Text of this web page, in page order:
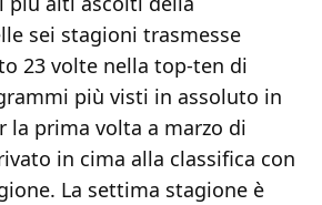
sei stagioni trasmesse
23 volte nella top-ten di
più visti in assoluto in
la prima volta a marzo di
in cima alla classifica con
La settima stagione è